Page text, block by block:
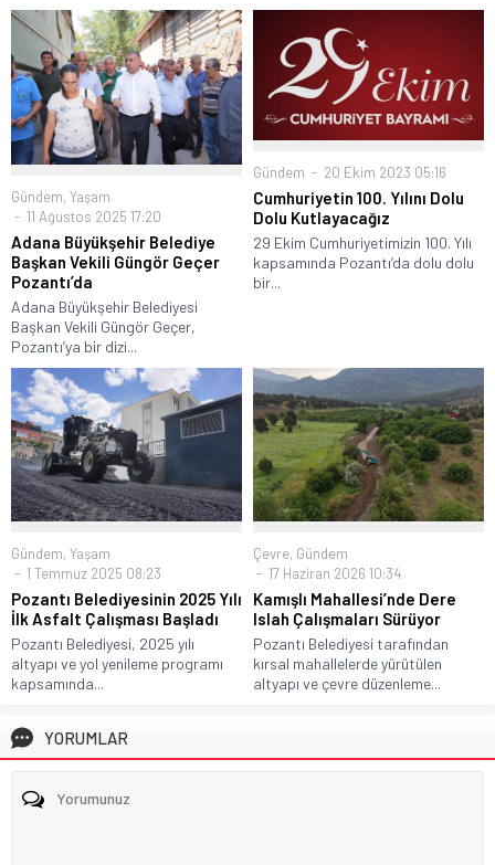
Gündem, Yaşam
11 Ağustos 2025 17:20
Adana Büyükşehir Belediye
Başkan Vekili Güngör Geçer
Pozantı’da
Adana Büyükşehir Belediyesi
Başkan Vekili Güngör Geçer,
Pozantı’ya bir dizi...
Gündem 20 Ekim 2023 05:16
Cumhuriyetin 100. Yılını Dolu
Dolu Kutlayacağız
29 Ekim Cumhuriyetimizin 100. Yılı
kapsamında Pozantı’da dolu dolu
bir...
Gündem, Yaşam
1 Temmuz 2025 08:23
Pozantı Belediyesinin 2025 Yılı
İlk Asfalt Çalışması Başladı
Pozantı Belediyesi, 2025 yılı
altyapı ve yol yenileme programı
kapsamında...
Çevre, Gündem
17 Haziran 2026 10:34
Kamışlı Mahallesi’nde Dere
Islah Çalışmaları Sürüyor
Pozantı Belediyesi tarafından
kırsal mahallelerde yürütülen
altyapı ve çevre düzenleme...
YORUMLAR